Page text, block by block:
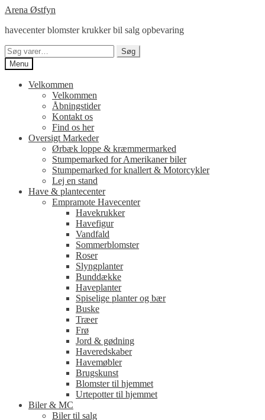
Spring
navigation
Spring
indhold
Arena Østfyn
havecenter blomster krukker bil salg opbevaring
Søg
efter:
Søg
Menu
Velkommen
Velkommen
Åbningstider
Kontakt os
Find os her
Oversigt Markeder
Ørbæk loppe & kræmmermarked
Stumpemarked for Amerikaner biler
Stumpemarked for knallert & Motorcykler
Lej en stand
Have & plantecenter
Empramote Havecenter
Havekrukker
Havefigur
Vandfald
Sommerblomster
Roser
Slyngplanter
Bunddække
Haveplanter
Spiselige planter og bær
Buske
Træer
Frø
Jord & gødning
Haveredskaber
Havemøbler
Brugskunst
Blomster til hjemmet
Urtepotter til hjemmet
Biler & MC
Biler til salg